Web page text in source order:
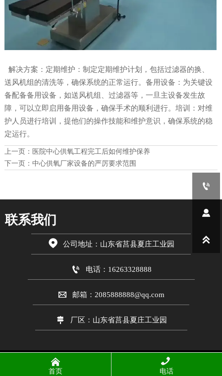
解决方案：定期维护：制定定期维护计划，包括过滤器的换、
送风机组的清洗等，确保系统的正常运行。备用设备：为关键设
备配备备用设备，如送风机组、过滤器等，一旦主设备发生故
障，可以立即启用备用设备，确保手术的顺利进行。培训：对维
护人员进行培训，提他们的操作技能和维护意识，确保系统的稳
定运行。
上一页： 医院中心供氧工程完工后如何维护保养
下一页： 中心供氧厂家设备的严厉要求范围
联系我们
 公司地址：山东省莒县夏庄工业园
 电话：16263328888
 邮箱：2085888888@qq.com
 厂区：山东省莒县夏庄工业园
Copyright © 2026 山东爱德 净化工程股份有限公司

首页

电话


